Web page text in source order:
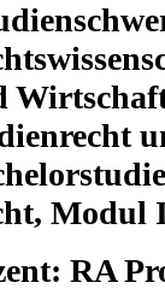
Modul
RA